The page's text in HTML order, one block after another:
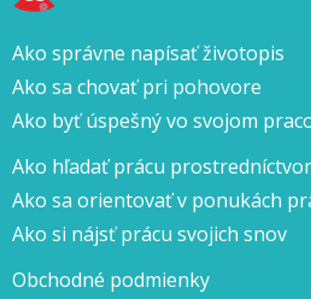
Ako správne napísať životopis
Ako sa chovať pri pohovore
Ako byť úspešný vo svojom
Ako hľadať prácu
Ako sa orientovať v ponukách
Ako si nájsť prácu svojich snov
Obchodné podmienky